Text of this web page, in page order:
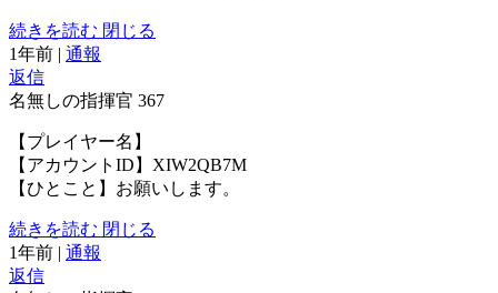
続きを読む 閉じる
1年前 | 通報
返信
名無しの指揮官 367
【プレイヤー名】
【アカウントID】XIW2QB7M
【ひとこと】お願いします。
続きを読む 閉じる
1年前 | 通報
返信